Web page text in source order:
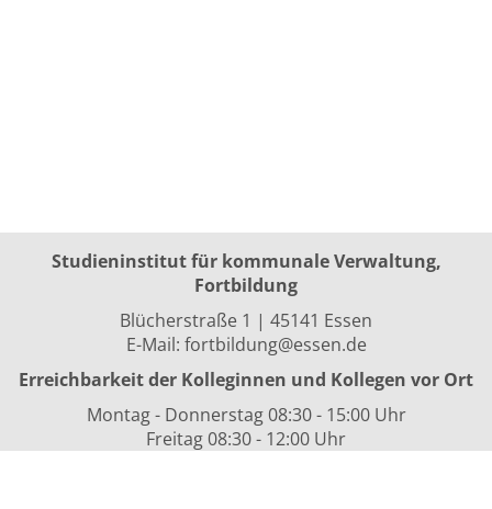
Studieninstitut für kommunale Verwaltung,
Fortbildung
Blücherstraße 1 | 45141 Essen
E-Mail: fortbildung@essen.de
Erreichbarkeit der Kolleginnen und Kollegen vor Ort
Montag - Donnerstag 08:30 - 15:00 Uhr
Freitag 08:30 - 12:00 Uhr